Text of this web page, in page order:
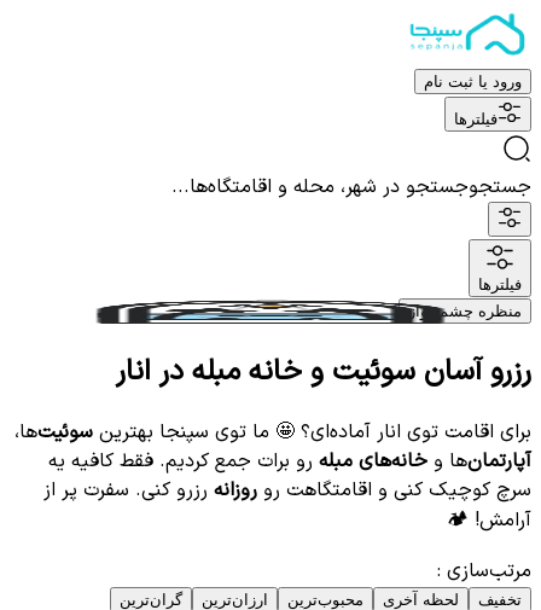
ورود یا ثبت نام
فیلترها
جستجوجستجو در شهر، محله و اقامتگاه‌ها...
فیلترها
منظره چشم نواز
رزرو آسان سوئیت و خانه مبله در انار
برای اقامت توی انار آماده‌ای؟ 🤩 ما توی سپنجا بهترین سوئیت‌ها،
آپارتمان‌ها و خانه‌های مبله رو برات جمع کردیم. فقط کافیه یه
سرچ کوچیک کنی و اقامتگاهت رو روزانه رزرو کنی. سفرت پر از
آرامش! 🏕️
مرتب‌سازی :
تخفیف لحظه آخری محبوب‌ترین ارزان‌ترین گران‌ترین